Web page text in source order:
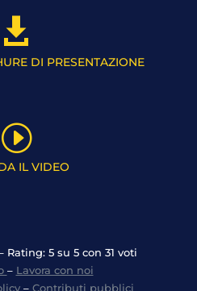

DI PRESENTAZIONE
I
IL VIDEO
Rating: 5 su 5 con 31 voti
– Lavora con noi
– Contributi pubblici